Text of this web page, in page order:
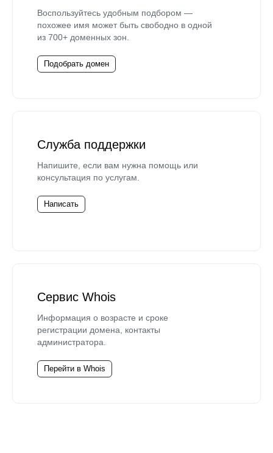
Воспользуйтесь удобным подбором —
похожее имя может быть свободно в одной
из 700+ доменных зон.
Подобрать домен
Служба поддержки
Напишите, если вам нужна помощь или
консультация по услугам.
Написать
Сервис Whois
Информация о возрасте и сроке
регистрации домена, контакты
администратора.
Перейти в Whois